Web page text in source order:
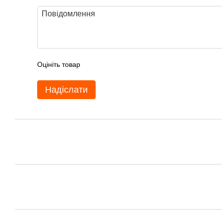
Оцініть товар
Надіслати